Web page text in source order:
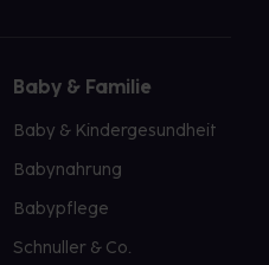
Baby & Familie
Baby & Kindergesundheit
Babynahrung
Babypflege
Schnuller & Co.